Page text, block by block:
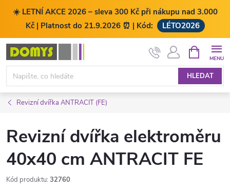
☀️ LETNÍ AKCE 2026 – sleva 300 Kč při nákupu nad 3.000
Kč | Platnost do 21.9.2026 ⏰ | Kód:
LÉTO2026
Přejít
obsah
HLEDAT
NÁKUPNÍ
KOŠÍK
Revizní dvířka ANTRACIT (FE)
Revizní dvířka elektroměru
40x40 cm ANTRACIT FE
Kód produktu: 32760